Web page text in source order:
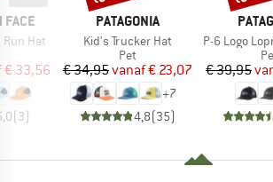
FACE
Hat
prijs
€ 33,56
(3)
MERK
PATAGONIA
Artikel
Kid's Trucker Hat
Productgroep
Pet
Prijs
€ 34,95 Verlaagde prijs
vanaf€ 23,07
+7
4,8(35)
MERK
Artikel
P-6 Logo Lopro
€ 39,95